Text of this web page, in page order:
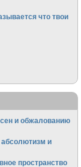
что твои
и обжалованию
абсолютизм и
пространство